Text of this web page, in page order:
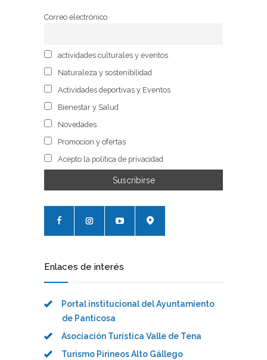
Correo electrónico
actividades culturales y eventos
Naturaleza y sostenibilidad
Actividades deportivas y Eventos
Bienestar y Salud
Novedades
Promocion y ofertas
Acepto la política de privacidad
Enlaces de interés
Portal institucional del Ayuntamiento
de Panticosa
Asociación Turística Valle de Tena
Turismo Pirineos Alto Gállego